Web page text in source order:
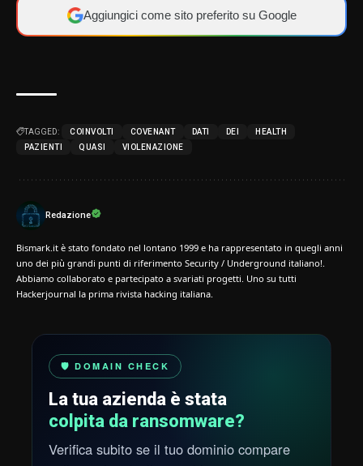
Aggiungici come sito preferito su Google
TAGGED: COINVOLTI COVENANT DATI DEI
HEALTH
PAZIENTI
QUASI VIOLENAZIONE
Redazione
Bismark.it è stato fondato nel lontano 1999 e ha rappresentato in quegli anni
uno dei più grandi punti di riferimento Security / Underground italiano!.
Abbiamo collaborato e partecipato a svariati progetti. Uno su tutti
Hackerjournal la prima rivista hacking italiana.
🛡️ DOMAIN CHECK
La tua azienda è stata
colpita da ransomware?
Verifica subito se il tuo dominio compare